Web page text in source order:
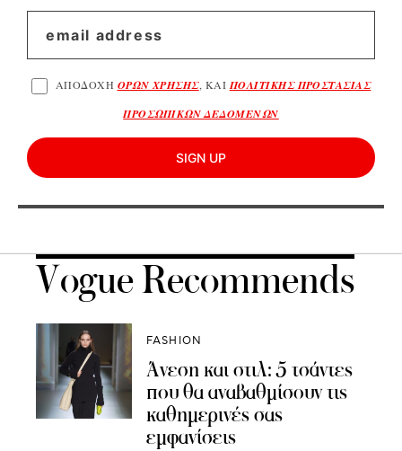
ΑΠΟΔΟΧΗ ΟΡΩΝ ΧΡΗΣΗΣ, ΚΑΙ ΠΟΛΙΤΙΚΗΣ ΠΡΟΣΤΑΣΙΑΣ
ΠΡΟΣΩΠΙΚΩΝ ΔΕΔΟΜΕΝΩΝ
SIGN UP
Vogue Recommends
FASHION
Άνεση και στιλ: 5 τσάντες
που θα αναβαθμίσουν τις
καθημερινές σας
εμφανίσεις